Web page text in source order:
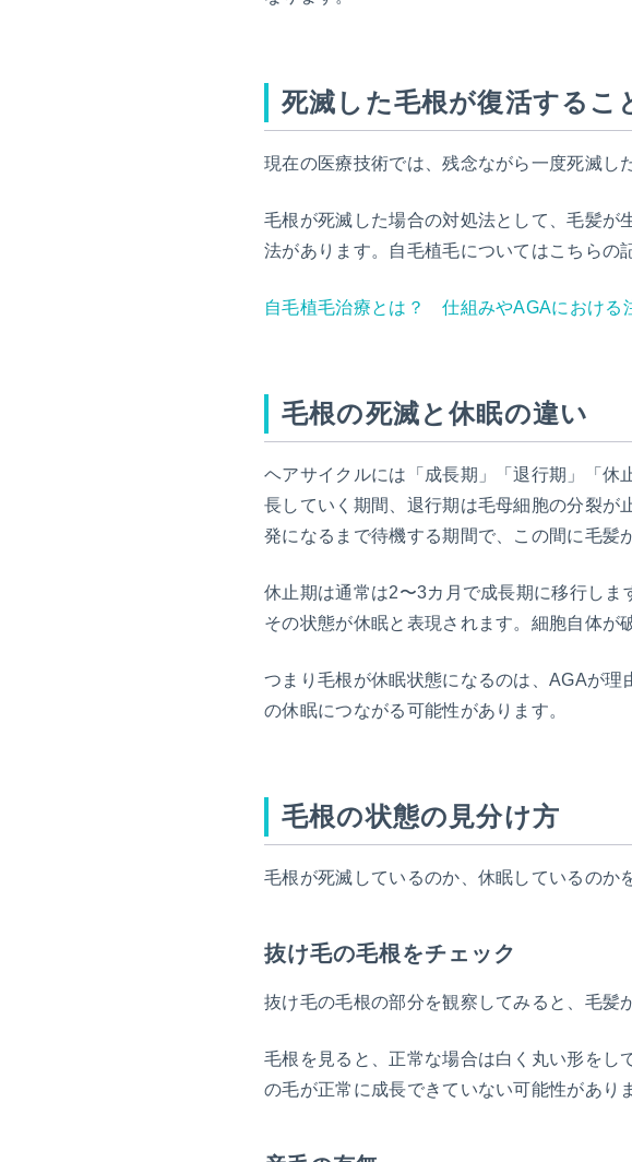
死滅した毛根が復活するこ
現在の医療技術では、残念ながら一度死滅し
毛根が死滅した場合の対処法として、毛髪が
法があります。自毛植毛についてはこちらの
自毛植毛治療とは？ 仕組みやAGAにおける
毛根の死滅と休眠の違い
ヘアサイクルには「成長期」「退行期」「休
長していく期間、退行期は毛母細胞の分裂が
発になるまで待機する期間で、この間に毛髪
休止期は通常は2〜3カ月で成長期に移行しま
その状態が休眠と表現されます。細胞自体が
つまり毛根が休眠状態になるのは、AGAが
の休眠につながる可能性があります。
毛根の状態の見分け方
毛根が死滅しているのか、休眠しているのか
抜け毛の毛根をチェック
抜け毛の毛根の部分を観察してみると、毛髪
毛根を見ると、正常な場合は白く丸い形をし
の毛が正常に成長できていない可能性があり